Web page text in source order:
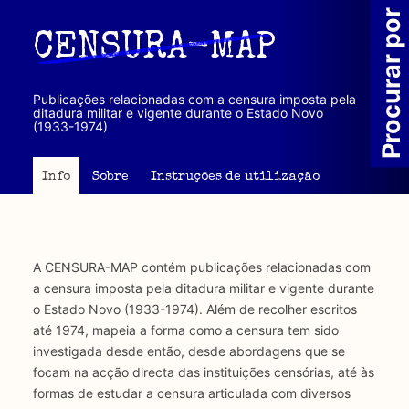
principal
CENSURA-MAP
Publicações relacionadas com a censura imposta pela
ditadura militar e vigente durante o Estado Novo
(1933-1974)
Info Sobre Instruções de utilização
A CENSURA-MAP contém publicações relacionadas com
a censura imposta pela ditadura militar e vigente durante
o Estado Novo (1933-1974). Além de recolher escritos
até 1974, mapeia a forma como a censura tem sido
investigada desde então, desde abordagens que se
focam na acção directa das instituições censórias, até às
formas de estudar a censura articulada com diversos
Procurar por